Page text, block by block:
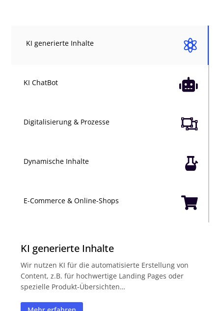

KI generierte Inhalte

KI ChatBot

Digitalisierung & Prozesse

Dynamische Inhalte

E-Commerce & Online-Shops
KI generierte Inhalte
Wir nutzen KI für die automatisierte Erstellung von
Content, z.B. für hochwertige Landing Pages oder
spezielle Produkt-Übersichten…